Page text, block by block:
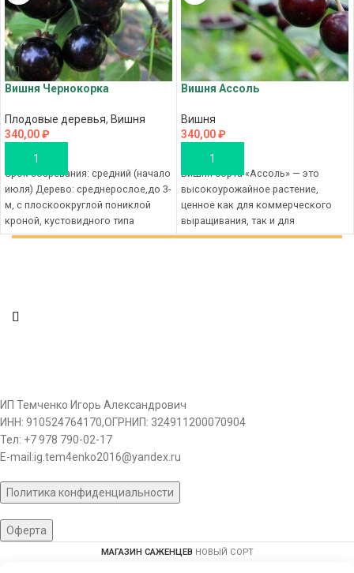
Вишня Чернокорка
Плодовые деревья, Вишня
340,00₽
В КОРЗИНУ
Срок созревания: средний (начало
июля) Дерево: среднерослое,до 3-
м, с плоскоокруглой пониклой
кроной, кустовидного типа
Биологические особенности:
Вишня Ассоль
Вишня
340,00₽
В КОРЗИНУ
Вишня сорта «Ассоль» — это
высокоурожайное растение,
ценное как для коммерческого
выращивания, так и для
домашнего садоводства. Размер
ИП Темченко Игорь Александрович
ИНН: 910524764170,ОГРНИП: 324911200070904
Тел: +7 978 790-02-17
E-mail:ig.tem4enko2016@yandex.ru
Политика конфиденциальности
Оферта
МАГАЗИН САЖЕНЦЕВ НОВЫЙ СОРТ